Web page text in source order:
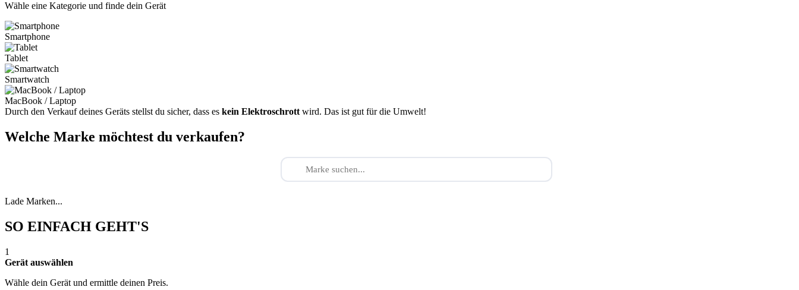
Wähle eine Kategorie und finde dein Gerät
Smartphone
Tablet
Smartwatch
MacBook / Laptop
Durch den Verkauf deines Geräts stellst du sicher, dass es kein Elektroschrott wird. Das ist gut für die Umwelt!
Welche Marke möchtest du verkaufen?
Lade Marken...
SO EINFACH GEHT'S
1
Gerät auswählen
Wähle dein Gerät und ermittle deinen Preis.